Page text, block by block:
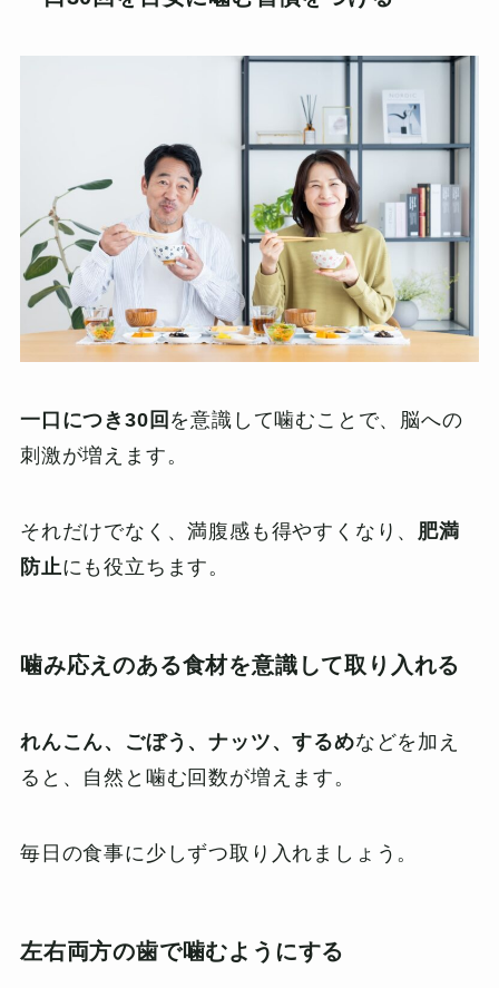
一口につき30回 を意識して噛むことで、脳への
刺激が増えます。
それだけでなく、満腹感も得やすくなり、 肥満
防止にも役立ちます。
噛み応えのある食材を意識して取り入れる
れんこん、ごぼう、ナッツ、するめなどを加え
ると、自然と噛む回数が増えます。
毎日の食事に少しずつ取り入れましょう。
左右両方の歯で噛むようにする